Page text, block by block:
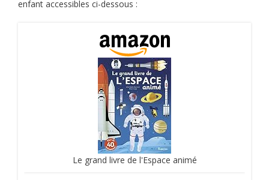
enfant accessibles ci-dessous :
Le grand livre de l'Espace animé